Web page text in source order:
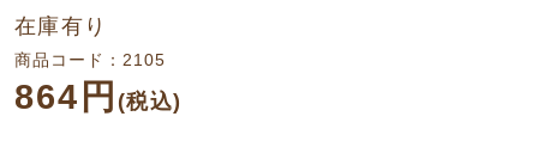
在庫有り
商品コード：2105
864円 (税込)